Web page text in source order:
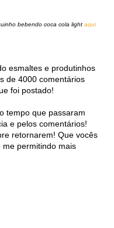
bebendo coca cola lightaqui
esmaltes e produtinhos
de 4000 comentários
foi postado!
tempo que passaram
e pelos comentários!
retornarem! Que vocês
permitindo mais